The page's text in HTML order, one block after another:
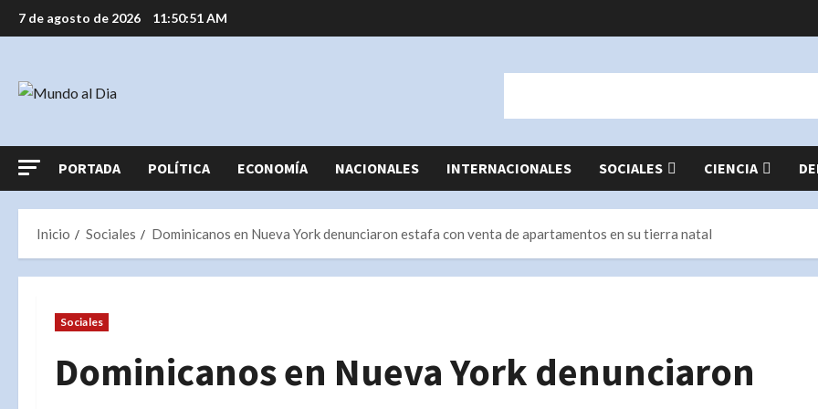
Saltar
al
7 de agosto de 2026 11:50:52 AM
PORTADA POLÍTICA ECONOMÍA NACIONALES INTERNACIONALES SOCIALES CIENCIA
Inicio Sociales Dominicanos en Nueva York denunciaron estafa con venta de apartamentos en su tierra natal
Sociales
Dominicanos en Nueva York denunciaron